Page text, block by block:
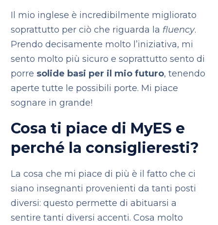
Il mio inglese è incredibilmente migliorato
soprattutto per ciò che riguarda la fluency.
Prendo decisamente molto l’iniziativa, mi
sento molto più sicuro e soprattutto sento di
porre solide basi per il mio futuro, tenendo
aperte tutte le possibili porte. Mi piace
sognare in grande!
Cosa ti piace di MyES e
perché la consiglieresti?
La cosa che mi piace di più è il fatto che ci
siano insegnanti provenienti da tanti posti
diversi: questo permette di abituarsi a
sentire tanti diversi accenti. Cosa molto